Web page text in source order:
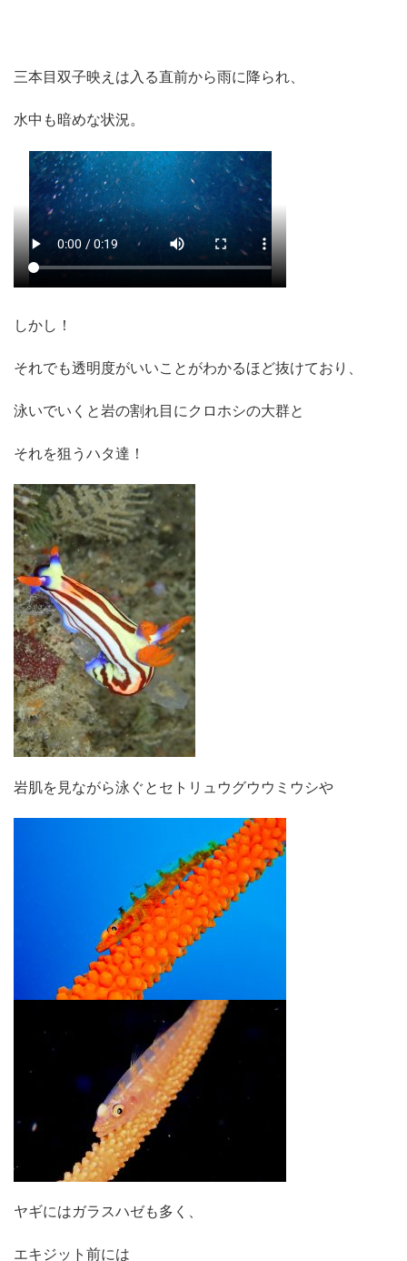
三本目双子映えは入る直前から雨に降られ、
水中も暗めな状況。
しかし！
それでも透明度がいいことがわかるほど抜けており、
泳いでいくと岩の割れ目にクロホシの大群と
それを狙うハタ達！
岩肌を見ながら泳ぐとセトリュウグウウミウシや
ヤギにはガラスハゼも多く、
エキジット前には